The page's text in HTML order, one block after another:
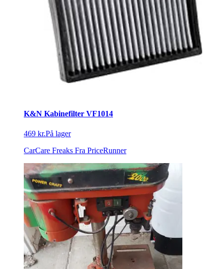
K&N Kabinefilter VF1014
469 kr.På lager
CarCare Freaks Fra PriceRunner